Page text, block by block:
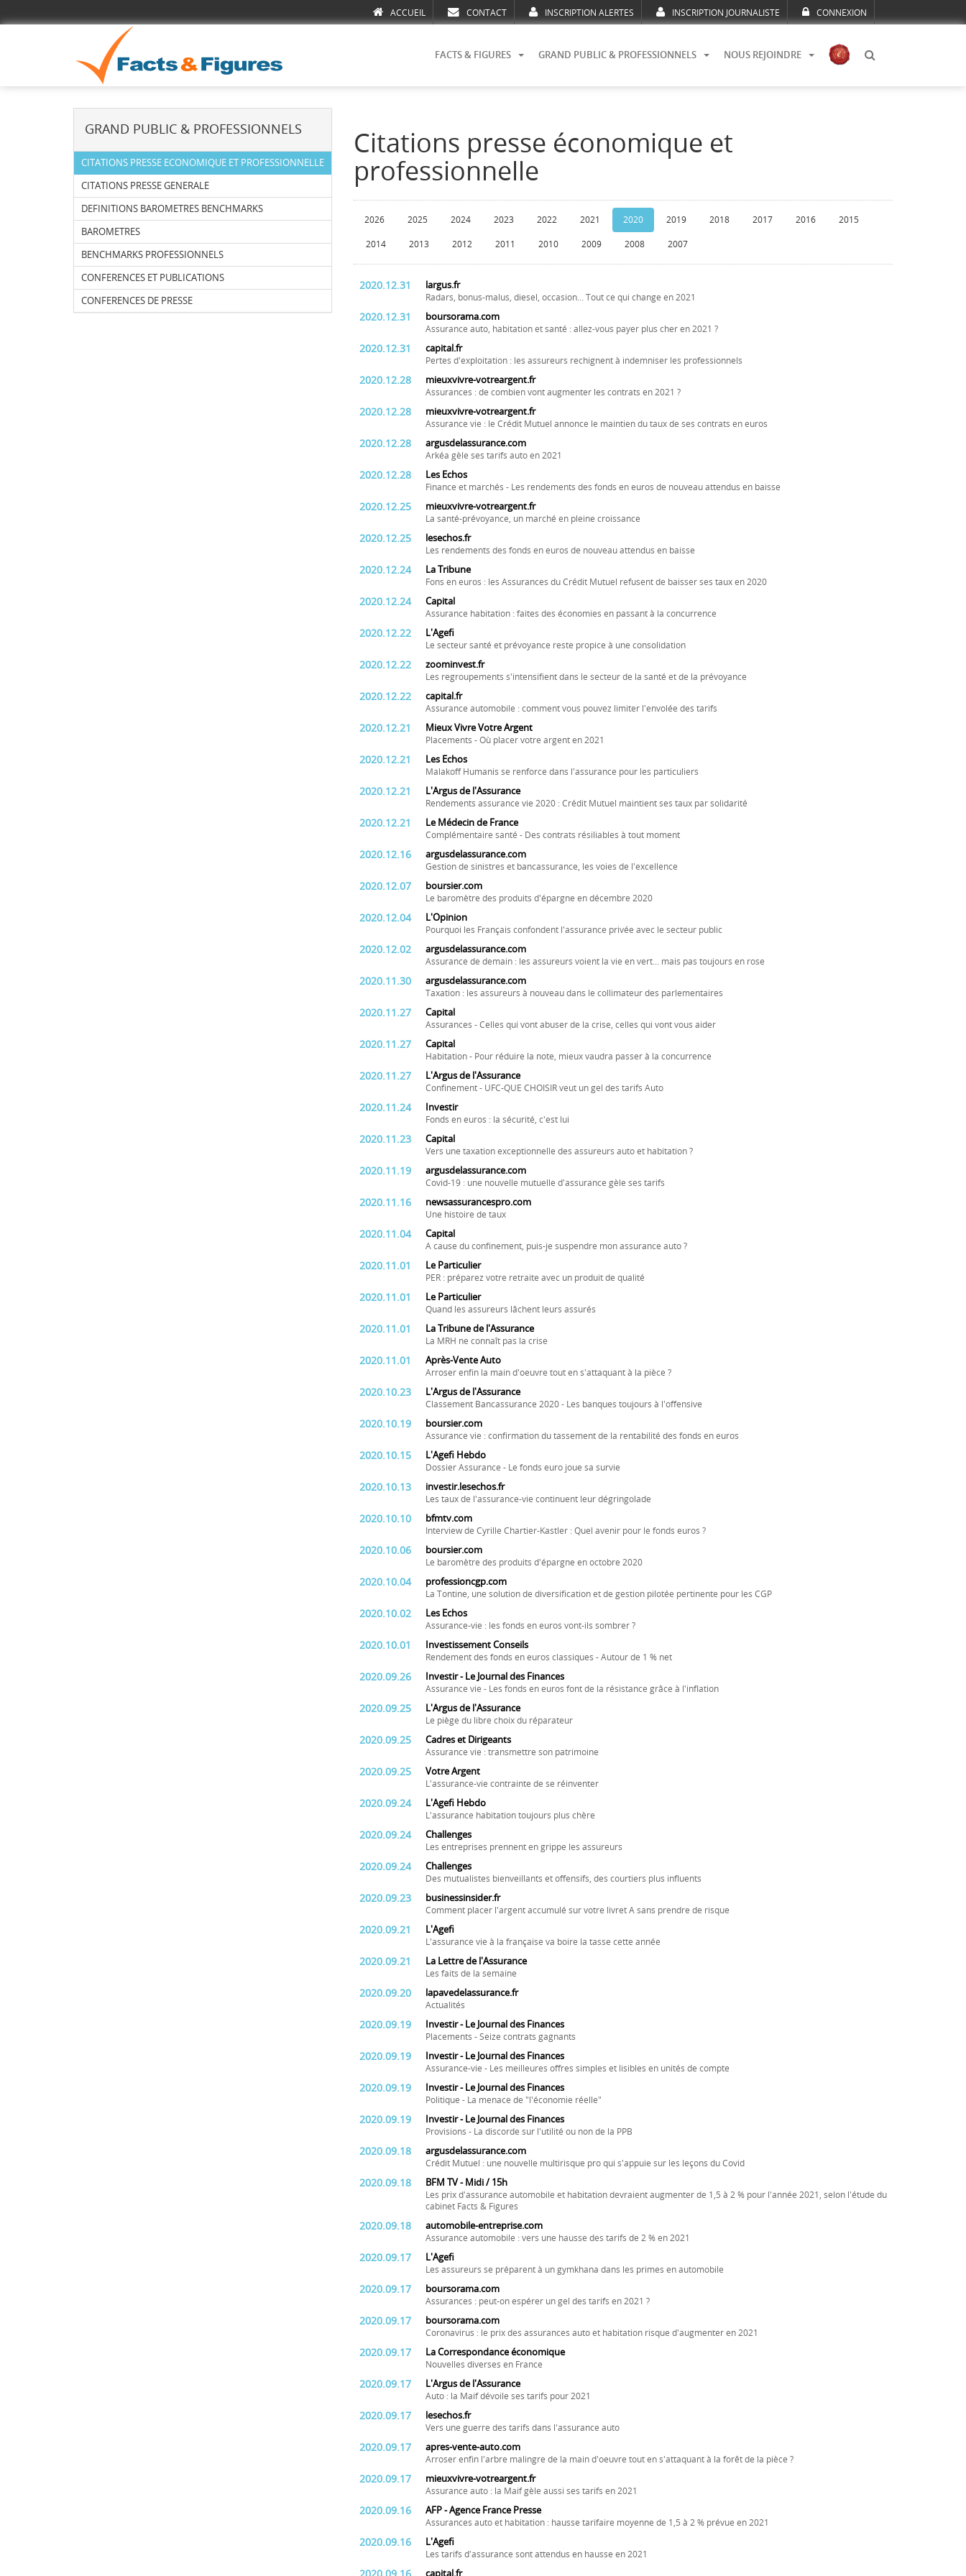
ACCUEIL CONTACT INSCRIPTION ALERTES INSCRIPTION JOURNALISTE CONNEXION
FACTS & FIGURES GRAND PUBLIC & PROFESSIONNELS NOUS REJOINDRE
GRAND PUBLIC & PROFESSIONNELS
CITATIONS PRESSE ECONOMIQUE ET PROFESSIONNELLE
CITATIONS PRESSE GENERALE
DEFINITIONS BAROMETRES BENCHMARKS
BAROMETRES
BENCHMARKS PROFESSIONNELS
CONFERENCES ET PUBLICATIONS
CONFERENCES DE PRESSE
Citations presse économique et
professionnelle
2026 2025 2024 2023 2022 2021 2020 2019 2018 2017 2016 2015
2014 2013 2012 2011 2010 2009 2008 2007
2020.12.31 largus.fr
Radars, bonus-malus, diesel, occasion... Tout ce qui change en 2021
2020.12.31 boursorama.com
Assurance auto, habitation et santé : allez-vous payer plus cher en 2021 ?
2020.12.31 capital.fr
Pertes d'exploitation : les assureurs rechignent à indemniser les professionnels
2020.12.28 mieuxvivre-votreargent.fr
Assurances : de combien vont augmenter les contrats en 2021 ?
2020.12.28 mieuxvivre-votreargent.fr
Assurance vie : le Crédit Mutuel annonce le maintien du taux de ses contrats en euros
2020.12.28 argusdelassurance.com
Arkéa gèle ses tarifs auto en 2021
2020.12.28 Les Echos
Finance et marchés - Les rendements des fonds en euros de nouveau attendus en baisse
2020.12.25 mieuxvivre-votreargent.fr
La santé-prévoyance, un marché en pleine croissance
2020.12.25 lesechos.fr
Les rendements des fonds en euros de nouveau attendus en baisse
2020.12.24 La Tribune
Fons en euros : les Assurances du Crédit Mutuel refusent de baisser ses taux en 2020
2020.12.24 Capital
Assurance habitation : faites des économies en passant à la concurrence
2020.12.22 L'Agefi
Le secteur santé et prévoyance reste propice à une consolidation
2020.12.22 zoominvest.fr
Les regroupements s'intensifient dans le secteur de la santé et de la prévoyance
2020.12.22 capital.fr
Assurance automobile : comment vous pouvez limiter l'envolée des tarifs
2020.12.21 Mieux Vivre Votre Argent
Placements - Où placer votre argent en 2021
2020.12.21 Les Echos
Malakoff Humanis se renforce dans l'assurance pour les particuliers
2020.12.21 L'Argus de l'Assurance
Rendements assurance vie 2020 : Crédit Mutuel maintient ses taux par solidarité
2020.12.21 Le Médecin de France
Complémentaire santé - Des contrats résiliables à tout moment
2020.12.16 argusdelassurance.com
Gestion de sinistres et bancassurance, les voies de l'excellence
2020.12.07 boursier.com
Le baromètre des produits d'épargne en décembre 2020
2020.12.04 L'Opinion
Pourquoi les Français confondent l'assurance privée avec le secteur public
2020.12.02 argusdelassurance.com
Assurance de demain : les assureurs voient la vie en vert... mais pas toujours en rose
2020.11.30 argusdelassurance.com
Taxation : les assureurs à nouveau dans le collimateur des parlementaires
2020.11.27 Capital
Assurances - Celles qui vont abuser de la crise, celles qui vont vous aider
2020.11.27 Capital
Habitation - Pour réduire la note, mieux vaudra passer à la concurrence
2020.11.27 L'Argus de l'Assurance
Confinement - UFC-QUE CHOISIR veut un gel des tarifs Auto
2020.11.24 Investir
Fonds en euros : la sécurité, c'est lui
2020.11.23 Capital
Vers une taxation exceptionnelle des assureurs auto et habitation ?
2020.11.19 argusdelassurance.com
Covid-19 : une nouvelle mutuelle d'assurance gèle ses tarifs
2020.11.16 newsassurancespro.com
Une histoire de taux
2020.11.04 Capital
A cause du confinement, puis-je suspendre mon assurance auto ?
2020.11.01 Le Particulier
PER : préparez votre retraite avec un produit de qualité
2020.11.01 Le Particulier
Quand les assureurs lâchent leurs assurés
2020.11.01 La Tribune de l'Assurance
La MRH ne connaît pas la crise
2020.11.01 Après-Vente Auto
Arroser enfin la main d'oeuvre tout en s'attaquant à la pièce ?
2020.10.23 L'Argus de l'Assurance
Classement Bancassurance 2020 - Les banques toujours à l'offensive
2020.10.19 boursier.com
Assurance vie : confirmation du tassement de la rentabilité des fonds en euros
2020.10.15 L'Agefi Hebdo
Dossier Assurance - Le fonds euro joue sa survie
2020.10.13 investir.lesechos.fr
Les taux de l'assurance-vie continuent leur dégringolade
2020.10.10 bfmtv.com
Interview de Cyrille Chartier-Kastler : Quel avenir pour le fonds euros ?
2020.10.06 boursier.com
Le baromètre des produits d'épargne en octobre 2020
2020.10.04 professioncgp.com
La Tontine, une solution de diversification et de gestion pilotée pertinente pour les CGP
2020.10.02 Les Echos
Assurance-vie : les fonds en euros vont-ils sombrer ?
2020.10.01 Investissement Conseils
Rendement des fonds en euros classiques - Autour de 1 % net
2020.09.26 Investir - Le Journal des Finances
Assurance vie - Les fonds en euros font de la résistance grâce à l'inflation
2020.09.25 L'Argus de l'Assurance
Le piège du libre choix du réparateur
2020.09.25 Cadres et Dirigeants
Assurance vie : transmettre son patrimoine
2020.09.25 Votre Argent
L'assurance-vie contrainte de se réinventer
2020.09.24 L'Agefi Hebdo
L'assurance habitation toujours plus chère
2020.09.24 Challenges
Les entreprises prennent en grippe les assureurs
2020.09.24 Challenges
Des mutualistes bienveillants et offensifs, des courtiers plus influents
2020.09.23 businessinsider.fr
Comment placer l'argent accumulé sur votre livret A sans prendre de risque
2020.09.21 L'Agefi
L'assurance vie à la française va boire la tasse cette année
2020.09.21 La Lettre de l'Assurance
Les faits de la semaine
2020.09.20 lapavedelassurance.fr
Actualités
2020.09.19 Investir - Le Journal des Finances
Placements - Seize contrats gagnants
2020.09.19 Investir - Le Journal des Finances
Assurance-vie - Les meilleures offres simples et lisibles en unités de compte
2020.09.19 Investir - Le Journal des Finances
Politique - La menace de "l'économie réelle"
2020.09.19 Investir - Le Journal des Finances
Provisions - La discorde sur l'utilité ou non de la PPB
2020.09.18 argusdelassurance.com
Crédit Mutuel : une nouvelle multirisque pro qui s'appuie sur les leçons du Covid
2020.09.18 BFM TV - Midi / 15h
Les prix d'assurance automobile et habitation devraient augmenter de 1,5 à 2 % pour l'année 2021, selon l'étude du
cabinet Facts & Figures
2020.09.18 automobile-entreprise.com
Assurance automobile : vers une hausse des tarifs de 2 % en 2021
2020.09.17 L'Agefi
Les assureurs se préparent à un gymkhana dans les primes en automobile
2020.09.17 boursorama.com
Assurances : peut-on espérer un gel des tarifs en 2021 ?
2020.09.17 boursorama.com
Coronavirus : le prix des assurances auto et habitation risque d'augmenter en 2021
2020.09.17 La Correspondance économique
Nouvelles diverses en France
2020.09.17 L'Argus de l'Assurance
Auto : la Maif dévoile ses tarifs pour 2021
2020.09.17 lesechos.fr
Vers une guerre des tarifs dans l'assurance auto
2020.09.17 apres-vente-auto.com
Arroser enfin l'arbre malingre de la main d'oeuvre tout en s'attaquant à la forêt de la pièce ?
2020.09.17 mieuxvivre-votreargent.fr
Assurance auto : la Maif gèle aussi ses tarifs en 2021
2020.09.16 AFP - Agence France Presse
Assurances auto et habitation : hausse tarifaire moyenne de 1,5 à 2 % prévue en 2021
2020.09.16 L'Agefi
Les tarifs d'assurance sont attendus en hausse en 2021
capital.fr